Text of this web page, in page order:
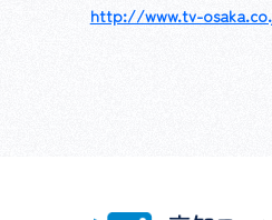
http://www.tv-